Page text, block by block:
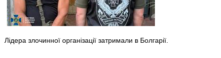
Лідера злочинної організації затримали в Болгарії.